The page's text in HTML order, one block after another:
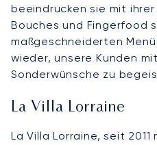
beeindrucken sie mit
Bouches und Fingerfood
maßgeschneiderten
wieder, unsere Kunden
Sonderwünsche zu
La Villa Lorraine
La Villa Lorraine, seit